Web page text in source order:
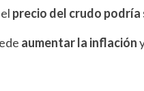
precio del crudo podría
aumentar la inflación